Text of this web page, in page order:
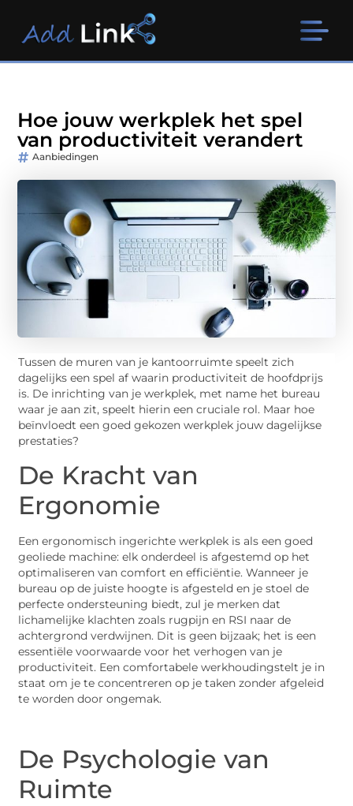
Hoe jouw werkplek het spel
van productiviteit verandert
Aanbiedingen
Tussen de muren van je kantoorruimte speelt zich
dagelijks een spel af waarin productiviteit de hoofdprijs
is. De inrichting van je werkplek, met name het bureau
waar je aan zit, speelt hierin een cruciale rol. Maar hoe
beïnvloedt een goed gekozen werkplek jouw dagelijkse
prestaties?
De Kracht van
Ergonomie
Een ergonomisch ingerichte werkplek is als een goed
geoliede machine: elk onderdeel is afgestemd op het
optimaliseren van comfort en efficiëntie. Wanneer je
bureau op de juiste hoogte is afgesteld en je stoel de
perfecte ondersteuning biedt, zul je merken dat
lichamelijke klachten zoals rugpijn en RSI naar de
achtergrond verdwijnen. Dit is geen bijzaak; het is een
essentiële voorwaarde voor het verhogen van je
productiviteit. Een comfortabele werkhoudingstelt je in
staat om je te concentreren op je taken zonder afgeleid
te worden door ongemak.
De Psychologie van
Ruimte